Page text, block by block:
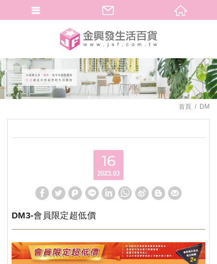
首頁 DM
16
2023.03
DM3-會員限定超低價